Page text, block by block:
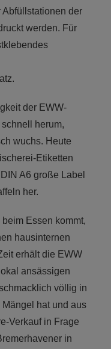
der
werden. Für
der EWW-
herum,
wuchs. Heute
Etiketten
A6 große Label
her.
Essen kommt,
hausinternen
erhält die EWW
ansässigen
völlig in
hat und aus
Verkauf in Frage
in